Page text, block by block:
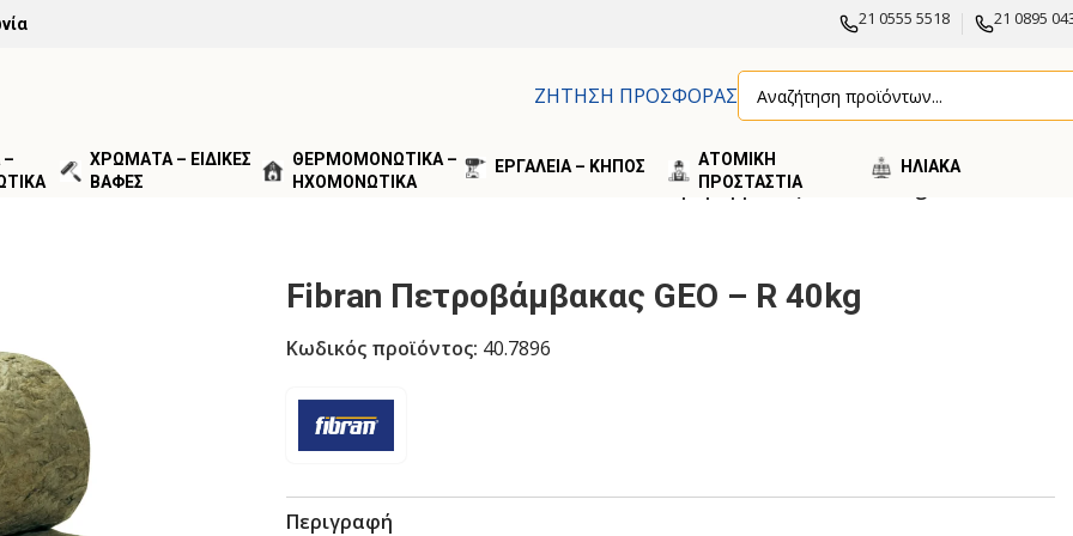
21 0555 5518 21 0895
ΖΗΤΗΣΗ ΠΡΟΣΦΟΡΑΣ
–
ΧΡΩΜΑΤΑ – ΕΙΔΙΚΕΣ
ΒΑΦΕΣ
ΘΕΡΜΟΜΟΝΩΤΙΚΑ –
ΗΧΟΜΟΝΩΤΙΚΑ
ΕΡΓΑΛΕΙΑ – ΚΗΠΟΣ
ΑΤΟΜΙΚΗ
ΠΡΟΣΤΑΣΤΙΑ
ΗΛΙΑΚA
ΕΞΩΤΕΡΙΚΗΣ ΘΕΡΜΟΠΡΟΣΟΨΗΣ/ΠΕΤΡΟΒΑΜΒΑΚΑΣ Fibran Πετροβάμβακας GEO – R 40kg
Fibran Πετροβάμβακας GEO – R 40kg
Κωδικός προϊόντος: 40.7896
Περιγραφή